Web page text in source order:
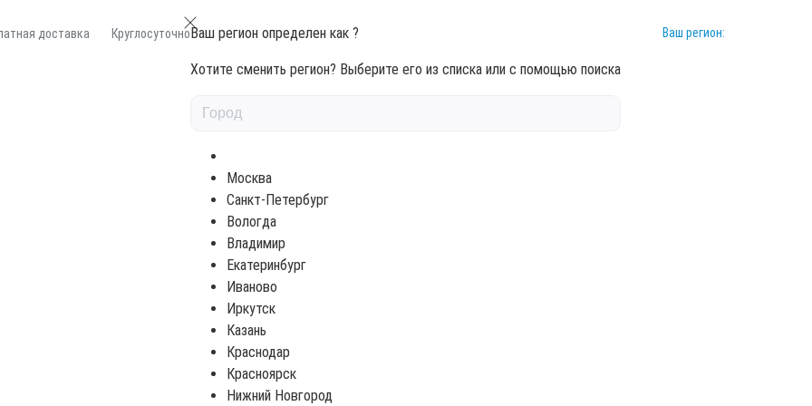
доставка КруглосуточноВаш регион определен как ?
Хотите сменить регион? Выберите его из списка или с помощью поиска
Москва
Санкт-Петербург
Вологда
Владимир
Екатеринбург
Иваново
Иркутск
Казань
Краснодар
Красноярск
Нижний Новгород
Ваш регион:
ФИСТАШКОВЫЙ 1Л
3615 ₽
Фисташковый